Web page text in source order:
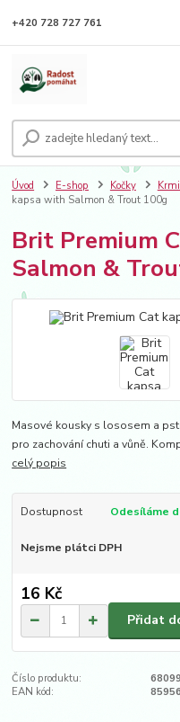
+420 728 727 761
Úvod E-shop Kočky
kapsa with Salmon & Trout 100g
Brit Premium
Salmon &
Masové kousky s lososem a
pro zachování chuti a vůně.
celý popis
Dostupnost Odesíláme
Nejsme plátci DPH
16 Kč
Přidat
Číslo produktu:
68099
EAN kód: